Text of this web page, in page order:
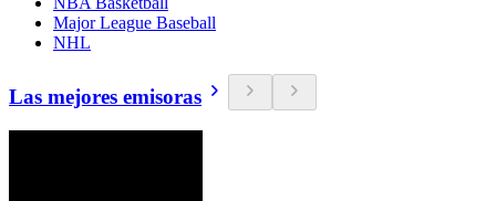
Major League Baseball
NHL
Las mejores emisoras